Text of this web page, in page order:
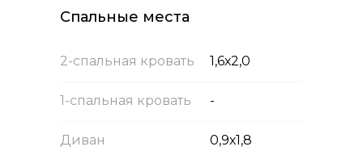
2-спальная кровать
Спальные места
1,6х2,0
1-спальная кровать -
Диван 0,9х1,8